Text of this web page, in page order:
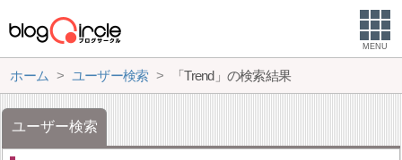
MENU
ホーム ユーザー検索 「Trend」の検索結果
ユーザー検索